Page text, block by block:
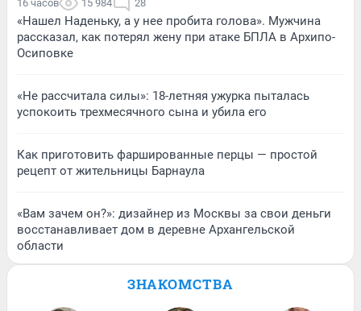
16 часов 15 984 28
«Нашел Наденьку, а у нее пробита голова». Мужчина
рассказал, как потерял жену при атаке БПЛА в Архипо-
Осиповке
«Не рассчитала силы»: 18-летняя ужурка пыталась
успокоить трехмесячного сына и убила его
Как приготовить фаршированные перцы — простой
рецепт от жительницы Барнаула
«Вам зачем он?»: дизайнер из Москвы за свои деньги
восстанавливает дом в деревне Архангельской
области
ЗНАКОМСТВА